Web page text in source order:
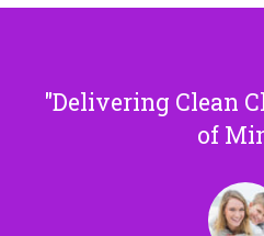
Delivering Clean
of